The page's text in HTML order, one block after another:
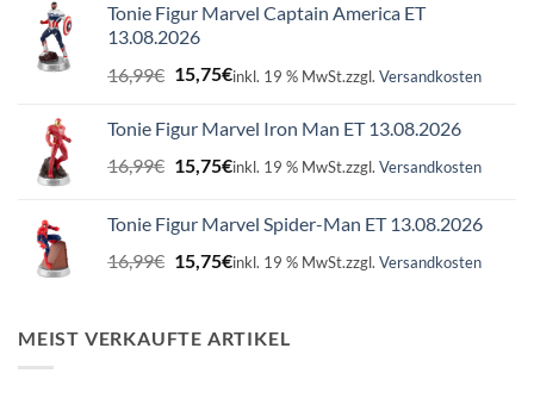
Tonie Figur Marvel Captain America ET
13.08.2026
16,99€ Ursprünglicher
16,99€
15,75€Aktueller
15,75€.
inkl. 19 % MwSt.zzgl. Versandkosten
Tonie Figur Marvel Iron Man ET 13.08.2026
16,99€ Ursprünglicher
Preis
16,99€
15,75€Aktueller
15,75€.
inkl. 19 % MwSt.zzgl. Versandkosten
Tonie Figur Marvel Spider-Man ET 13.08.2026
16,99€ Ursprünglicher
Preis
16,99€
15,75€Aktueller
15,75€.
inkl. 19 % MwSt.zzgl. Versandkosten
MEIST VERKAUFTE ARTIKEL